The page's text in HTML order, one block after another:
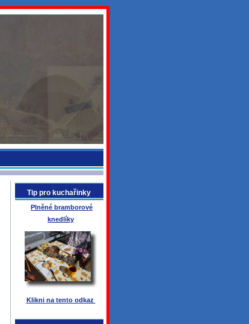
Tip pro kuchařinky
Plněné bramborové
knedlíky
Klikni na tento odkaz